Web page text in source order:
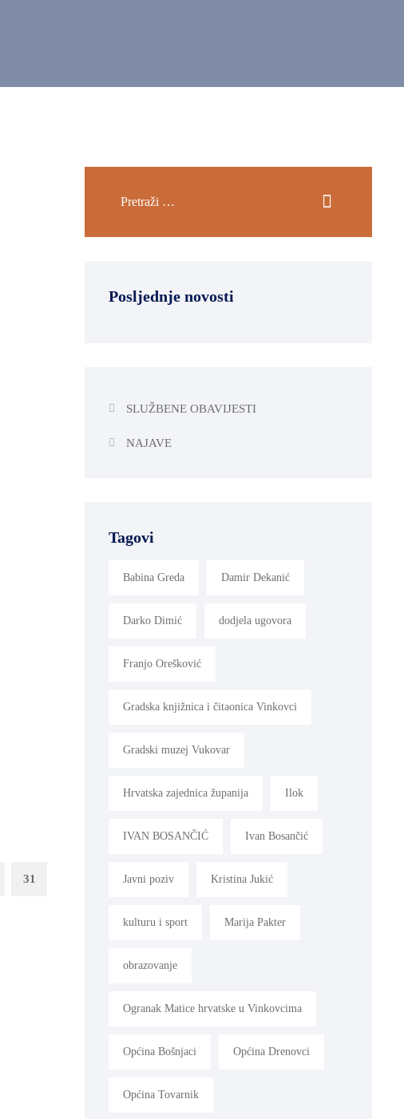
31
Posljednje novosti
SLUŽBENE OBAVIJESTI
NAJAVE
Tagovi
Babina Greda Damir Dekanić
Darko Dimić dodjela ugovora
Franjo Orešković
Gradska knjižnica i čitaonica Vinkovci
Gradski muzej Vukovar
Hrvatska zajednica županija Ilok
IVAN BOSANČIĆ Ivan Bosančić
Javni poziv Kristina Jukić
kulturu i sport Marija Pakter
obrazovanje
Ogranak Matice hrvatske u Vinkovcima
Općina Bošnjaci Općina Drenovci
Općina Tovarnik